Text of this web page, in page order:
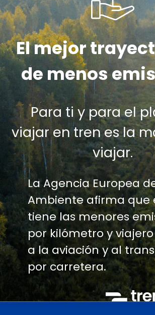
El mejor
de menos
Para ti y para el
viajar en tren es la
viajar.
La Agencia Europea
Ambiente afirma que
tiene las menores
por kilómetro y
a la aviación y al
por carretera.